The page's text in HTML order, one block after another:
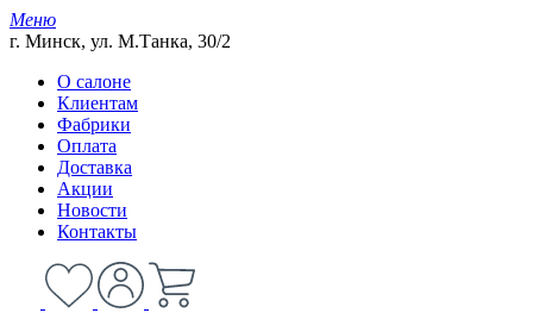
Меню
г. Минск, ул. М.Танка, 30/2
О салоне
Клиентам
Фабрики
Оплата
Доставка
Акции
Новости
Контакты